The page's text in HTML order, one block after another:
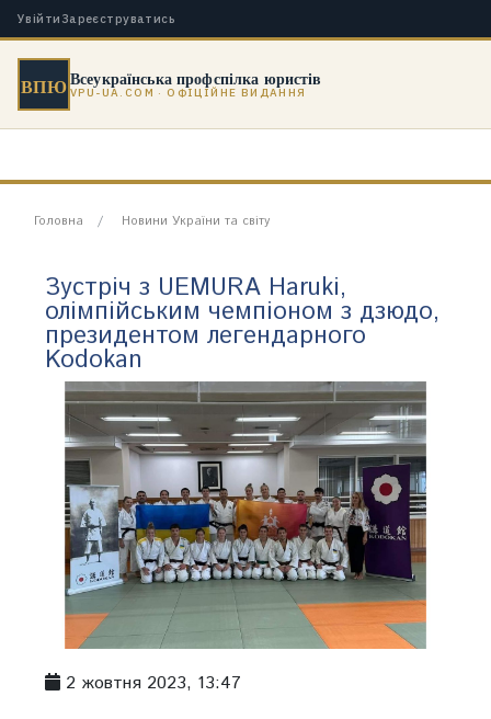
Увійти Зареєструватись
ВПЮВсеукраїнська профспілка юристів
VPU-UA.COM · ОФІЦІЙНЕ ВИДАННЯ
Головна Новини України та світу
Зустріч з UEMURA Haruki,
олімпійським чемпіоном з дзюдо,
президентом легендарного
Kodokan
2 жовтня 2023, 13:47